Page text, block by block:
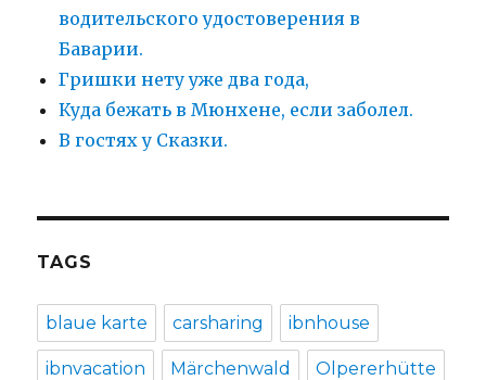
водительского удостоверения в
Баварии.
Гришки нету уже два года,
Куда бежать в Мюнхене, если заболел.
В гостях у Сказки.
TAGS
blaue karte carsharing ibnhouse
ibnvacation Märchenwald Olpererhütte